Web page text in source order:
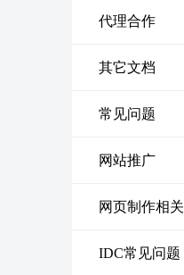
代理合作
其它文档
常见问题
网站推广
网页制作相关
IDC常见问题